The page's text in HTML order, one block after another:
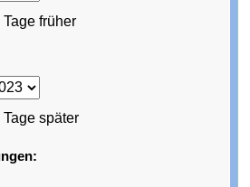
Tage früher
Tage später